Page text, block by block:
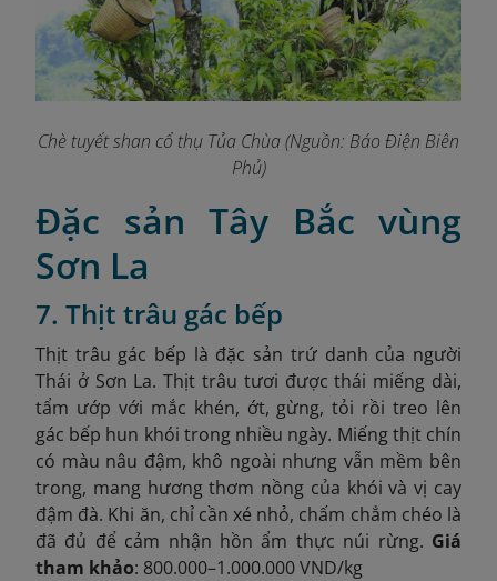
Chè tuyết shan cổ thụ Tủa Chùa (Nguồn: Báo Điện Biên
Phủ)
Đặc sản Tây Bắc vùng
Sơn La
7. Thịt trâu gác bếp
Thịt trâu gác bếp là đặc sản trứ danh của người
Thái ở Sơn La. Thịt trâu tươi được thái miếng dài,
tẩm ướp với mắc khén, ớt, gừng, tỏi rồi treo lên
gác bếp hun khói trong nhiều ngày. Miếng thịt chín
có màu nâu đậm, khô ngoài nhưng vẫn mềm bên
trong, mang hương thơm nồng của khói và vị cay
đậm đà. Khi ăn, chỉ cần xé nhỏ, chấm chẳm chéo là
đã đủ để cảm nhận hồn ẩm thực núi rừng. Giá
tham khảo: 800.000–1.000.000 VND/kg